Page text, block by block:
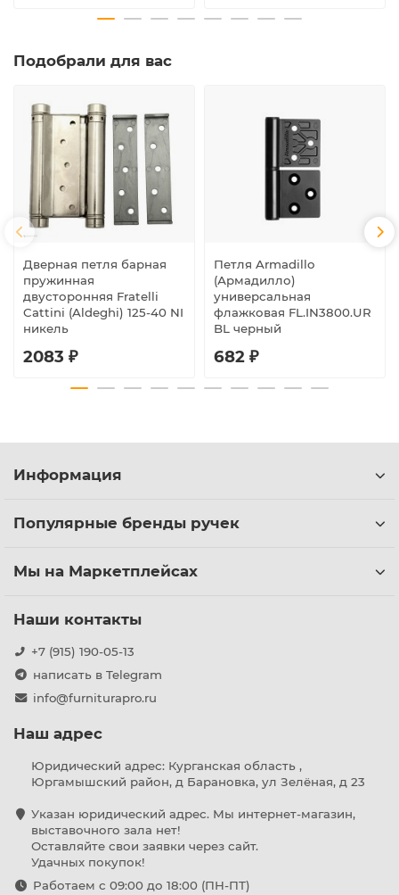
Подобрали для вас
Дверная петля барная
пружинная
двусторонняя Fratelli
Cattini (Aldeghi) 125-40 NI
никель
2083 ₽
Петля Armadillo
(Армадилло)
универсальная
флажковая FL.IN3800.UR
BL черный
682 ₽
Информация
Популярные бренды ручек
Мы на Маркетплейсах
Наши контакты
+7 (915) 190-05-13
написать в Telegram
info@furniturapro.ru
Наш адрес
Юридический адрес: Курганская область ,
Юргамышский район, д Барановка, ул Зелёная, д 23
Указан юридический адрес. Мы интернет-магазин,
выставочного зала нет!
Оставляйте свои заявки через сайт.
Удачных покупок!
Работаем с 09:00 до 18:00 (ПН-ПТ)